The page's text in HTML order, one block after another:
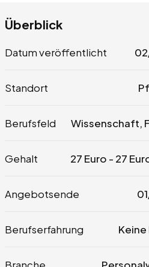
Überblick
Datum veröffentlicht
Standort
Berufsfeld Wissenschaft,
Gehalt 27 Euro - 27
Angebotsende
Berufserfahrung